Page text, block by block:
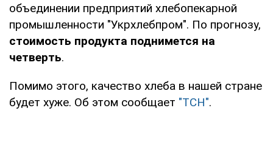
объединении предприятий хлебопекарной
промышленности "Укрхлебпром". По прогнозу,
стоимость продукта поднимется на
четверть.
Помимо этого, качество хлеба в нашей стране
будет хуже. Об этом сообщает "ТСН".